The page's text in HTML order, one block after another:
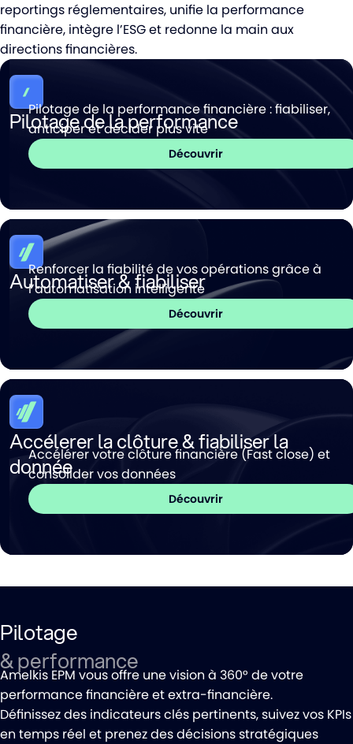
reportings réglementaires, unifie la performance
financière, intègre l’ESG et redonne la main aux
directions financières.
Pilotage de la performance
Pilotage de la performance financière : fiabiliser,
anticiper et décider plus vite
Découvrir
Automatiser & fiabiliser
Renforcer la fiabilité de vos opérations grâce à
l’automatisation intelligente
Découvrir
Accélerer la clôture & fiabiliser la
donnée
Accélérer votre clôture financière (Fast close) et
consolider vos données
Découvrir
Pilotage
& performance
Amelkis EPM vous offre une vision à 360° de votre
performance financière et extra-financière.
Définissez des indicateurs clés pertinents, suivez vos KPIs
en temps réel et prenez des décisions stratégiques